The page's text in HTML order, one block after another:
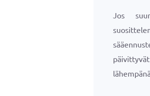
Jos